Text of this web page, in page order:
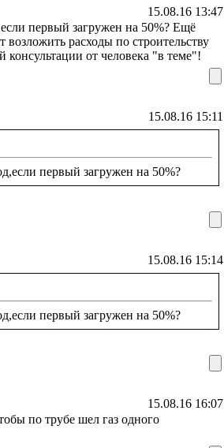
15.08.16 13:47
первый загружен на 50%? Ещё
расходы по строительству
от человека "в теме"!
15.08.16 15:11
первый загружен на 50%?
15.08.16 15:14
первый загружен на 50%?
15.08.16 16:07
по трубе шел газ одного